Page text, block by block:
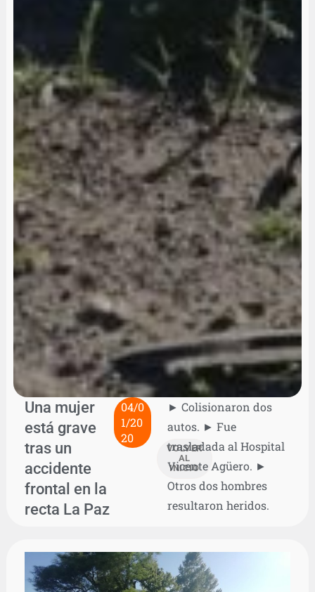
Una mujer
está grave
tras un
accidente
frontal en la
recta La Paz
04/0
1/20
20
VOLVER
AL
INICIO
► Colisionaron dos
autos. ► Fue
trasladada al Hospital
Vicente Agüero. ►
Otros dos hombres
resultaron heridos.